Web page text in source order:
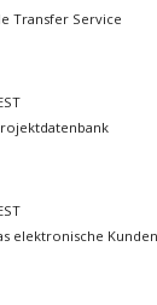
Transfer Service
elektronische